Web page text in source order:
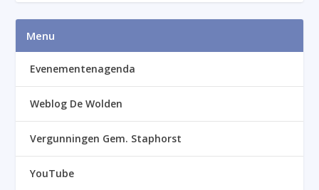
Menu
Evenementenagenda
Weblog De Wolden
Vergunningen Gem. Staphorst
YouTube